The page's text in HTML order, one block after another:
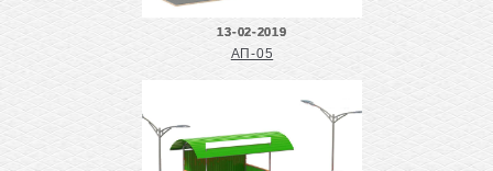
13-02-2019
АП-05